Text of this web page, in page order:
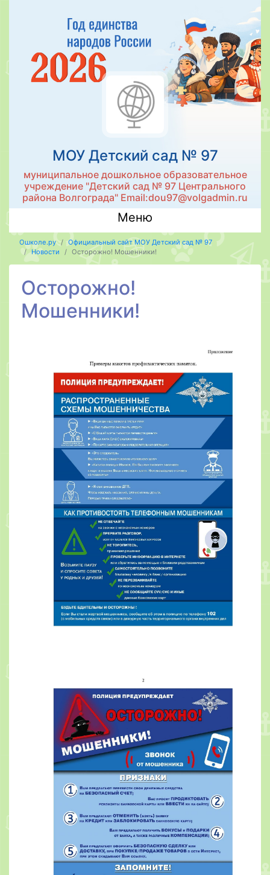
МОУ Детский сад № 97
муниципальное дошкольное образовательное
учреждение "Детский сад № 97 Центрального
района Волгограда" Email:dou97@volgadmin.ru
Меню
Ошколе.ру
Официальный сайт МОУ Детский сад № 97
Новости
Осторожно! Мошенники!
Осторожно!
Мошенники!